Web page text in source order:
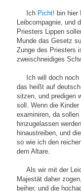
Ich Picht! bin hier
Leibcompagnie, und
Priesters Lippen
Munde das Gesetz
Zunge des Priesters
zweischneidiges
Ich will doch
das heißt auf
sitzen, und predigen
soll. Wenn die
examiniren, da
hinzugelassen
hinaustreiben, und
so wie ich den
dem Altare.
Als wir mit der
Majestät daher
beiher, und die